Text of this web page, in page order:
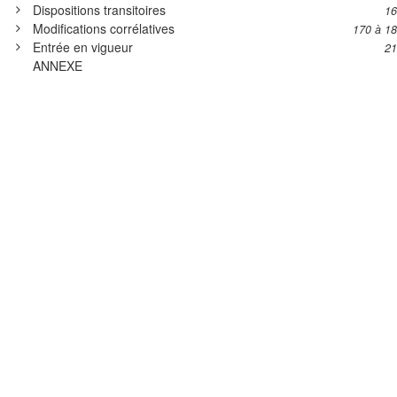
Dispositions transitoires
Modifications corrélatives 170 à
Entrée en vigueur
ANNEXE